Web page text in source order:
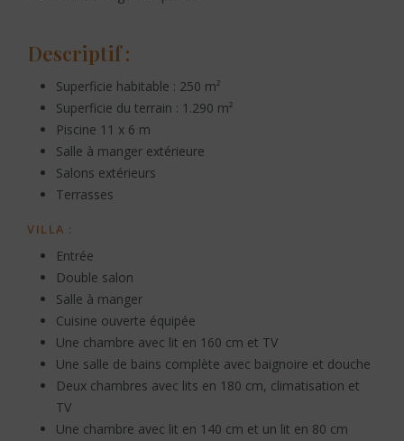
Descriptif :
Superficie habitable : 250 m²
Superficie du terrain : 1.290 m²
Piscine 11 x 6 m
Salle à manger extérieure
Salons extérieurs
Terrasses
VILLA :
Entrée
Double salon
Salle à manger
Cuisine ouverte équipée
Une chambre avec lit en 160 cm et TV
Une salle de bains complète avec baignoire et douche
Deux chambres avec lits en 180 cm, climatisation et
TV
Une chambre avec lit en 140 cm et un lit en 80 cm